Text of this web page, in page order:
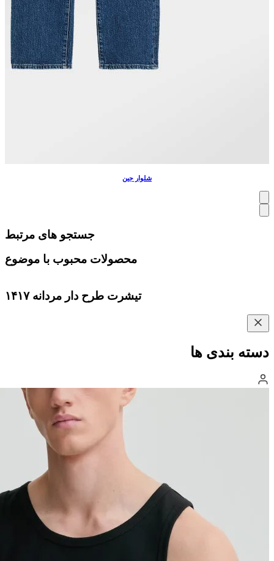
شلوار جین
جستجو های مرتبط
محصولات محبوب با موضوع
تیشرت طرح دار مردانه ۱۴۱۷
دسته بندی ها